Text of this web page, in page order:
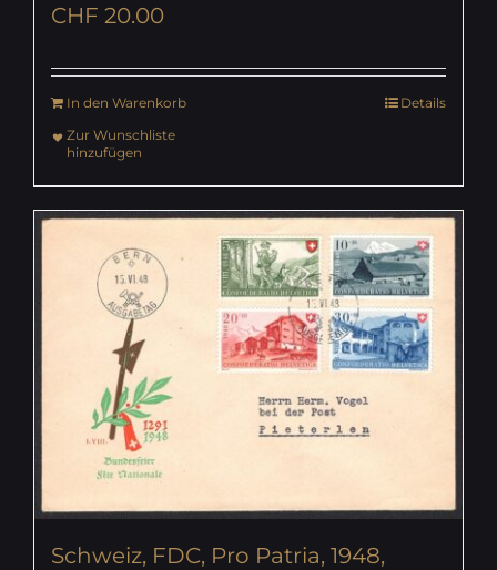
CHF 20.00
In den Warenkorb
Details
Zur Wunschliste
hinzufügen
Schweiz, FDC, Pro Patria, 1948,